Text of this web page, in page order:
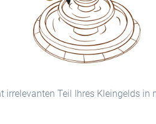
Teil Ihres Kleingelds in